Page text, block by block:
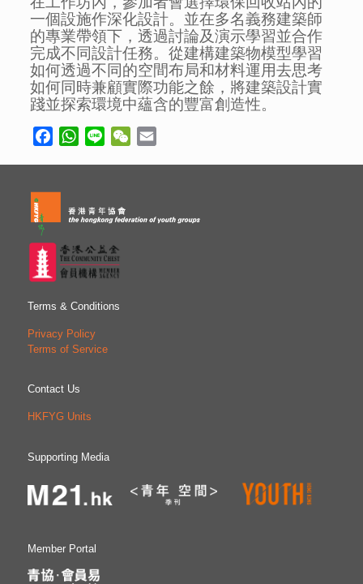
一個設施作深化設計。並在多名義務建築師
的專業帶領下，透過討論及演示學習並合作
完成不同設計任務。從建構建築物模型學習
如何透過不同的空間布局和材料運用去思考
如何同時兼顧實際功能之餘，將建築設計實
踐並探索環境中蘊含的豐富創造性。
FacebookWhatsApp
Line WeChat
Terms & Conditions
Privacy Policy
Terms of Service
Contact Us
HKFYG Units
Supporting Media
Member Portal